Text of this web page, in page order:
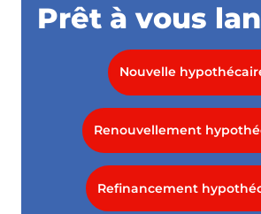
Prêt à vous
Nouvelle
Renouvellement
Refinancement